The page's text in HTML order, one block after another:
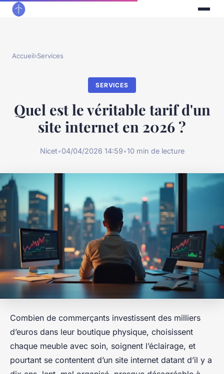
Accueil›Services
SERVICES
Quel est le véritable tarif d'un
site internet en 2026 ?
Nicet•04/04/2026 14:59•10 min de lecture
Combien de commerçants investissent des milliers
d’euros dans leur boutique physique, choisissent
chaque meuble avec soin, soignent l’éclairage, et
pourtant se contentent d’un site internet datant d’il y a